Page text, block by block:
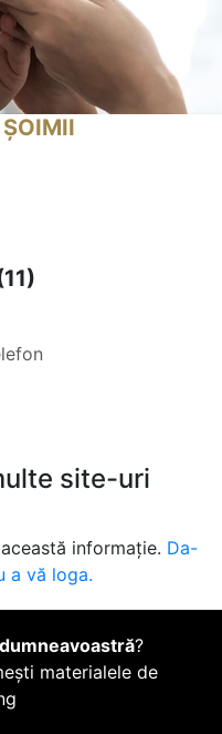
site-uri
informație. Da-
a vă loga.
?
materialele de